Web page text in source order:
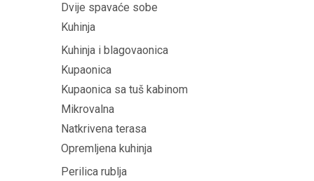
Dvije spavaće sobe
Kuhinja
Kuhinja i blagovaonica
Kupaonica
Kupaonica sa tuš kabinom
Mikrovalna
Natkrivena terasa
Opremljena kuhinja
Perilica rublja